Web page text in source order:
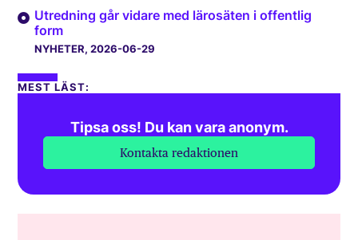
Utredning går vidare med lärosäten i offentlig
form
NYHETER, 2026-06-29
MEST LÄST:
Tipsa oss! Du kan vara anonym.
Kontakta redaktionen